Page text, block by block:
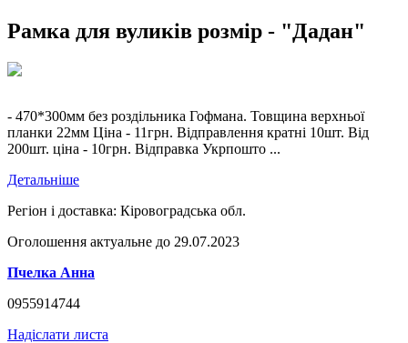
Рамка для вуликів розмір - "Дадан"
- 470*300мм без роздільника Гофмана. Товщина верхньої
планки 22мм Ціна - 11грн. Відправлення кратні 10шт. Від
200шт. ціна - 10грн. Відправка Укрпошто ...
Детальніше
Регіон і доставка: Кіровоградська обл.
Оголошення актуальне до 29.07.2023
Пчелка Анна
0955914744
Надіслати листа